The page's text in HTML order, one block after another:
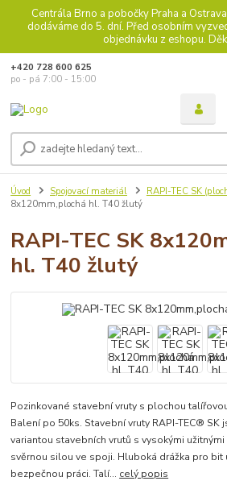
Centrála Brno a pobočky Praha a
dodáváme do 5. dní. Před osobním
objednávku z eshopu.
+420 728 600 625
po - pá 7:00 - 15:00
Úvod Spojovací materiál RAPI-TEC SK
8x120mm,plochá hl. T40 žlutý
RAPI-TEC SK
hl. T40 žlutý
Pozinkované stavební vruty s plochou
Balení po 50ks. Stavební vruty RAPI-TEC®
variantou stavebních vrutů s vysokými
svěrnou silou ve spoji. Hluboká drážka pro bit
bezpečnou práci. Talí... celý popis